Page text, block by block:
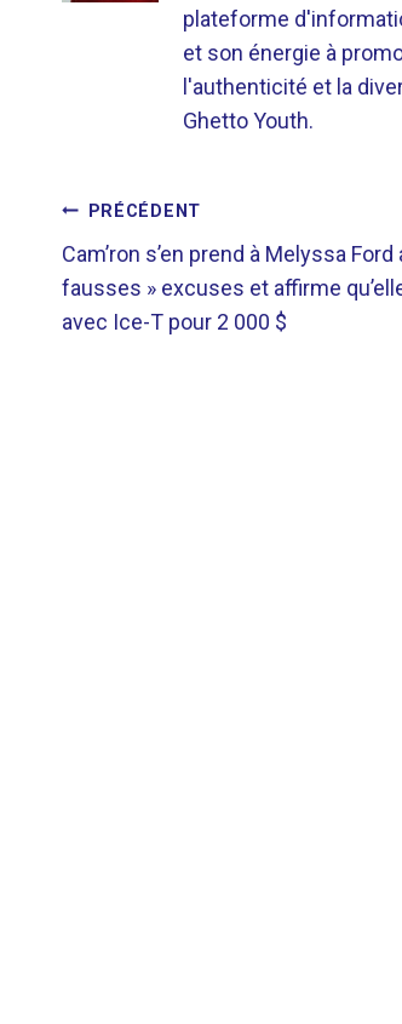
plateforme
et son énergie à
l'authenticité et la
Ghetto Youth.
DE
L’ARTICLE
PRÉCÉDENT
Cam’ron s’en prend à Melyssa
fausses » excuses et affirme
avec Ice-T pour 2 000 $